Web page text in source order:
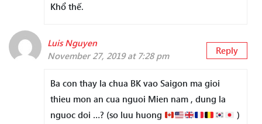
Khổ thế.
Luis Nguyen
November 27, 2019 at 7:28 pm
Reply
Ba con thay la chua BK vao Saigon ma gioi
thieu mon an cua nguoi Mien nam , dung la
nguoc doi …? (so luu huong
)